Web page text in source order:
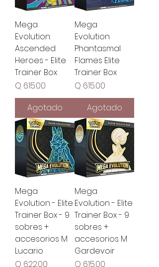
Mega
Evolution:
Ascended
Heroes - Elite
Trainer Box
Precio
Q 615.00
Agotado
Mega
Evolution
Phantasmal
Flames Elite
Trainer Box
Precio
Q 615.00
Agotado
Mega
Evolution - Elite
Trainer Box - 9
sobres +
accesorios M
Lucario
Precio
Q 622.00
Mega
Evolution - Elite
Trainer Box - 9
sobres +
accesorios M
Gardevoir
Precio
Q 615.00